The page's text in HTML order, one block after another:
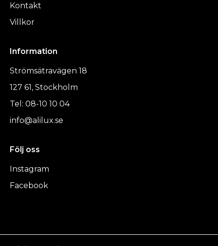
Kontakt
Villkor
Information
Strömsätravägen 18
127 61, Stockholm
Tel: 08-10 10 04
info@alilux.se
Följ oss
Instagram
Facebook